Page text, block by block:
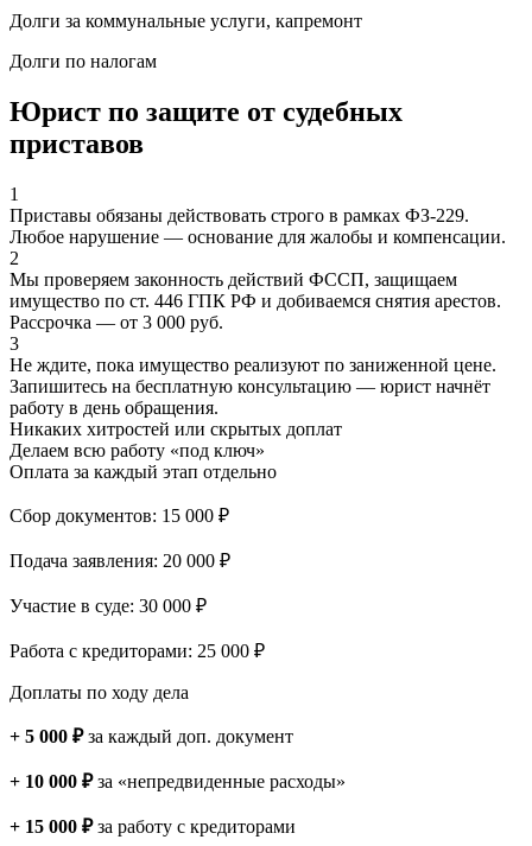
Долги за коммунальные услуги, капремонт
Долги по налогам
Юрист по защите от судебных
приставов
1
Приставы обязаны действовать строго в рамках ФЗ-229.
Любое нарушение — основание для жалобы и компенсации.
2
Мы проверяем законность действий ФССП, защищаем
имущество по ст. 446 ГПК РФ и добиваемся снятия арестов.
Рассрочка — от 3 000 руб.
3
Не ждите, пока имущество реализуют по заниженной цене.
Запишитесь на бесплатную консультацию — юрист начнёт
работу в день обращения.
Никаких хитростей или скрытых доплат
Делаем всю работу «под ключ»
Оплата за каждый этап отдельно
Сбор документов: 15 000 ₽
Подача заявления: 20 000 ₽
Участие в суде: 30 000 ₽
Работа с кредиторами: 25 000 ₽
Доплаты по ходу дела
+ 5 000 ₽за каждый доп. документ
+ 10 000 ₽за «непредвиденные расходы»
+ 15 000 ₽за работу с кредиторами